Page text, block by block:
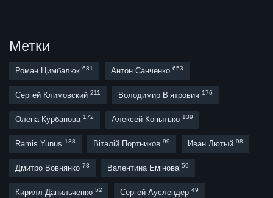
Метки
Роман Цимбалюк 681 Антон Санченко 653
Сергей Климовский 211 Володимир В’ятрович 176
Олена Курбанова 172 Алексей Копытько 139
Ramis Yunus 138 Віталій Портников 99 Иван Лютый 98
Дмитро Вовнянко 73 Валентина Емінова 59
Кирилл Данильченко 52 Сергей Ауслендер 49